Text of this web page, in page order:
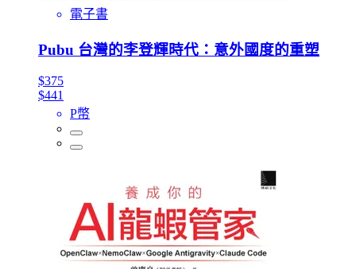
電子書
Pubu 台灣的李登輝時代：意外國度的重塑
$375
$441
P幣